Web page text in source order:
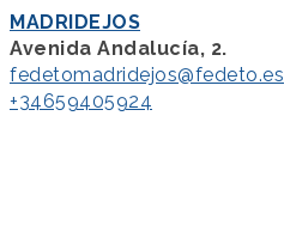
MADRIDEJOS
Avenida Andalucía, 2.
fedetomadridejos@fedeto.es
+34659405924